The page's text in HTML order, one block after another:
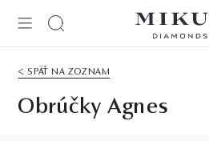
< SPÄŤ NA ZOZNAM
Obrúčky Agnes